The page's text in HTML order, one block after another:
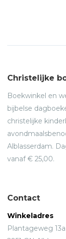
Christelijke
Boekwinkel en
bijbelse
christelijke
Alblasserdam.
vanaf € 25,00.
Contact
Winkeladres
Plantageweg 13a